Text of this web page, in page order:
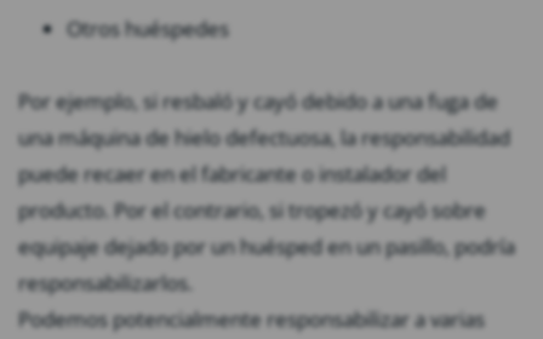
Otros huéspedes
Por ejemplo, si resbaló y cayó debido a una fuga de
una máquina de hielo defectuosa, la responsabilidad
puede recaer en el fabricante o instalador del
producto. Por el contrario, si tropezó y cayó sobre
equipaje dejado por un huésped en un pasillo, podría
responsabilizarlos.
Podemos potencialmente responsabilizar a varias